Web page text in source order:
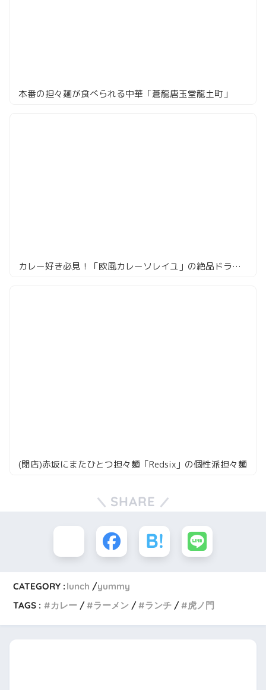
本番の担々麺が食べられる中華「蒼龍唐玉堂龍土町」
カレー好き必見！「欧風カレーソレイユ」の絶品ドライカレーに感動
(閉店)赤坂にまたひとつ担々麺「Redsix」の個性派担々麺
SHARE
CATEGORY : lunch
yummy
TAGS :
カレー ラーメン ランチ 虎ノ門